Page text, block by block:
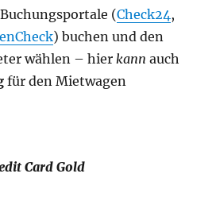
(Check24 ,
) buchen und den
wählen – hier kann auch
für den Mietwagen
Card Gold